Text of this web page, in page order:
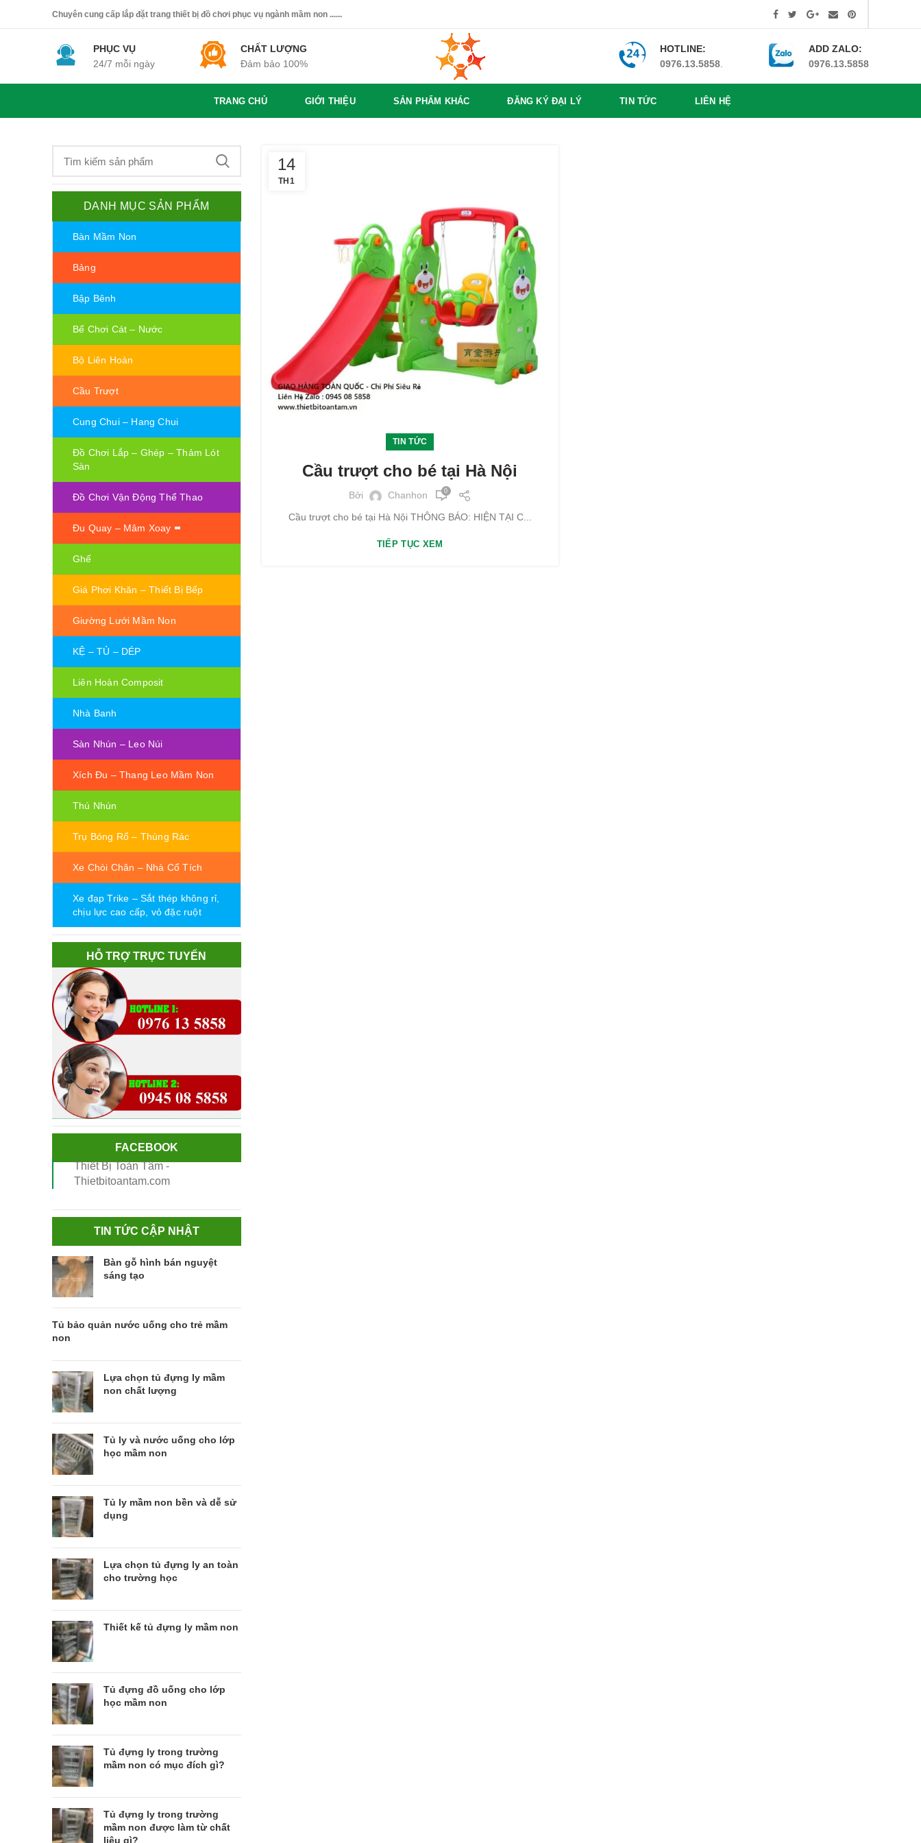
Chuyên cung cấp lắp đặt trang thiết bị đồ chơi phục vụ ngành mầm non ......
PHỤC VỤ
24/7 mỗi ngày
CHẤT LƯỢNG
Đảm bảo 100%
HOTLINE:
0976.13.5858
ADD ZALO:
0976.13.5858
TRANG CHỦ GIỚI THIỆU SẢN PHẨM KHÁC ĐĂNG KÝ ĐẠI LÝ TIN TỨC LIÊN HỆ
14
TH1
TIN TỨC
Cầu trượt cho bé tại Hà Nội
Bởi Chanhon 0
Cầu trượt cho bé tại Hà Nội THÔNG BÁO: HIỆN TẠI C...
TIẾP TỤC XEM
DANH MỤC SẢN PHẨM
Bàn Mầm Non
Bảng
Bập Bênh
Bể Chơi Cát – Nước
Bộ Liên Hoàn
Cầu Trượt
Cung Chui – Hang Chui
Đồ Chơi Lắp – Ghép – Thảm Lót
Sàn
Đồ Chơi Vận Động Thể Thao
Đu Quay – Mâm Xoay
Ghế
Giá Phơi Khăn – Thiết Bị Bếp
Giường Lưới Mầm Non
KỆ – TỦ – DÉP
Liên Hoàn Composit
Nhà Banh
Sàn Nhún – Leo Núi
Xích Đu – Thang Leo Mầm Non
Thú Nhún
Trụ Bóng Rổ – Thùng Rác
Xe Chòi Chân – Nhà Cổ Tích
Xe đạp Trike – Sắt thép không rỉ,
chịu lực cao cấp, vỏ đặc ruột
HỖ TRỢ TRỰC TUYẾN
FACEBOOK
Thiết Bị Toàn Tâm -
Thietbitoantam.com
TIN TỨC CẬP NHẬT
Bàn gỗ hình bán nguyệt
sáng tạo
Tủ bảo quản nước uống cho trẻ mầm
non
Lựa chọn tủ đựng ly mầm
non chất lượng
Tủ ly và nước uống cho lớp
học mầm non
Tủ ly mầm non bền và dễ sử
dụng
Lựa chọn tủ đựng ly an toàn
cho trường học
Thiết kế tủ đựng ly mầm non
Tủ đựng đồ uống cho lớp
học mầm non
Tủ đựng ly trong trường
mầm non có mục đích gì?
Tủ đựng ly trong trường
mầm non được làm từ chất
liệu gì?